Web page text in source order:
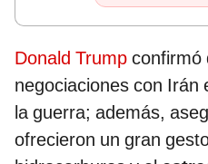
Donald Trump confirmó
negociaciones con Irán
la guerra; además,
ofrecieron un gran